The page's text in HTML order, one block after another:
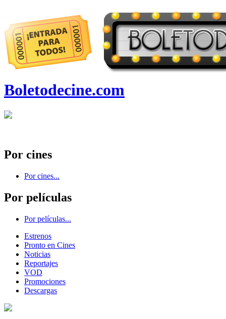
Boletodecine.com
Por cines
Por cines...
Por películas
Por películas...
Estrenos
Pronto en Cines
Noticias
Reportajes
VOD
Promociones
Descargas